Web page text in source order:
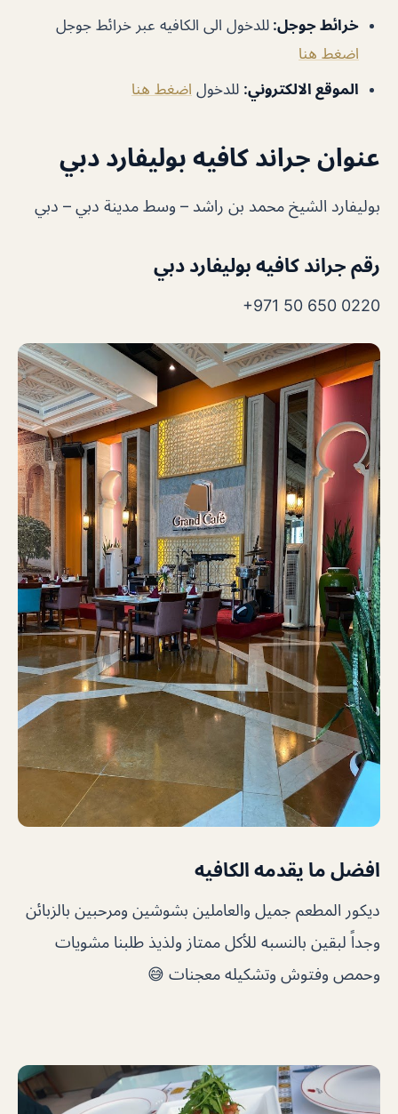
خرائط جوجل: للدخول الى الكافيه عبر خرائط جوجل
اضغط هنا
الموقع الالكتروني: للدخول اضغط هنا
عنوان جراند كافيه بوليفارد دبي
بوليفارد الشيخ محمد بن راشد – وسط مدينة دبي – دبي
رقم جراند كافيه بوليفارد دبي
افضل ما يقدمه الكافيه
ديكور المطعم جميل والعاملين بشوشين ومرحبين بالزبائن
وجداً لبقين بالنسبه للأكل ممتاز ولذيذ طلبنا مشويات
وحمص وفتوش وتشكيله معجنات 😅